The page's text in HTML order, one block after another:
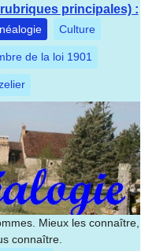
principales) :
Culture
de la loi 1901
Mieux les connaître,
connaître.